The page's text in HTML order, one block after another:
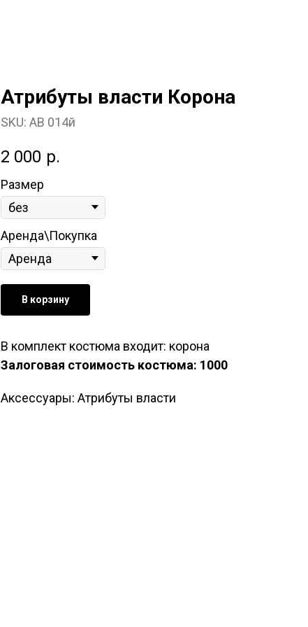
Атрибуты власти Корона
SKU: АВ 014й
2 000 р.
Размер
Аренда\Покупка
В корзину
В комплект костюма входит: корона
Залоговая стоимость костюма: 1000
Аксессуары: Атрибуты власти